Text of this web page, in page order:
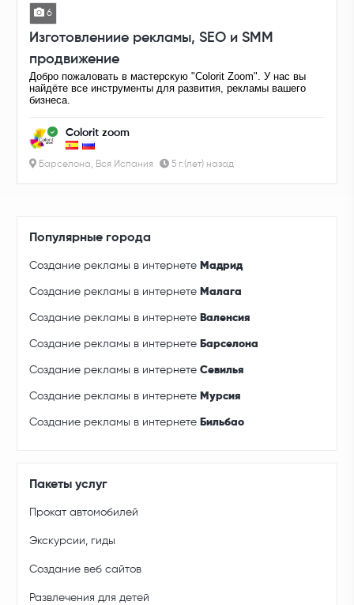
6
Изготовлениие рекламы, SEO и SMM
продвижение
Добро пожаловать в мастерскую "Colorit Zoom". У нас вы
найдёте все инструменты для развития, рекламы вашего
бизнеса.
Colorit zoom
Барселона, Вся Испания 5 г.(лет) назад
Популярные города
Создание рекламы в интернете Мадрид
Создание рекламы в интернете Малага
Создание рекламы в интернете Валенсия
Создание рекламы в интернете Барселона
Создание рекламы в интернетеСевилья
Создание рекламы в интернете Мурсия
Создание рекламы в интернете Бильбао
Пакеты услуг
Прокат автомобилей
Экскурсии, гиды
Создание веб сайтов
Развлечения для детей